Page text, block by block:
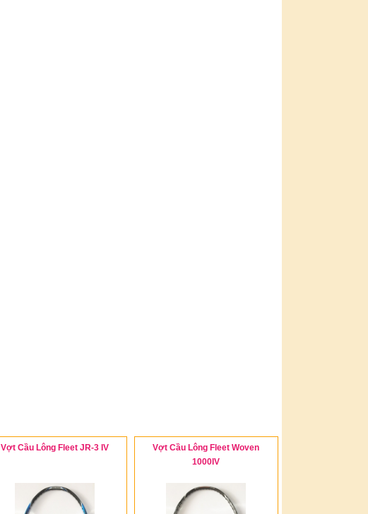
Vợt Cầu Lông Fleet JR-3 IV
Vợt Cầu Lông Fleet Woven
1000IV